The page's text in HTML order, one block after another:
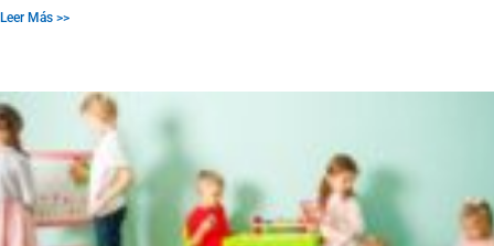
Leer Más >>